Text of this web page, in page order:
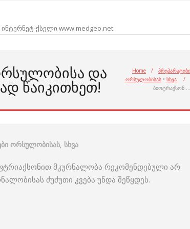
ქსელი www.medgeo.net
ᲓᲐ
ᲬᲐᲘᲙᲘᲗᲮᲔᲗ!
Home /
პრეპარატები
ორსულობისას • სხვა
/
ბიოტრაქსონ …
ორსულობისას, სხვა
მკურნალობა რეკომენდებული არ
ძუძუთი კვება უნდა შეწყდეს.